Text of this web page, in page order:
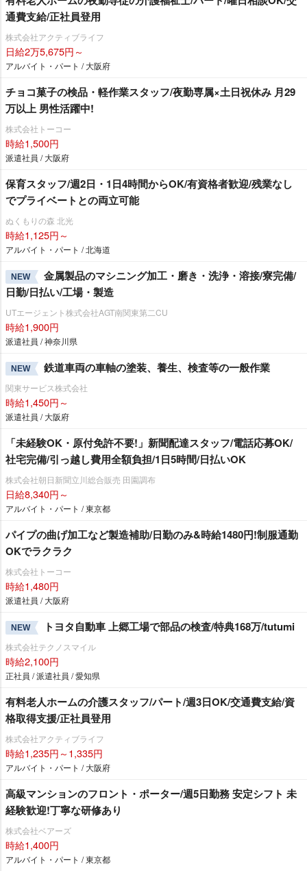
通費支給/正社員登用
株式会社アクティブライフ
日給2万5,675円～
アルバイト・パート / 大阪府
チョコ菓子の検品・軽作業スタッフ/夜勤専属×土日祝休み 月29
万以上 男性活躍中!
株式会社トーコー
時給1,500円
派遣社員 / 大阪府
保育スタッフ/週2日・1日4時間からOK/有資格者歓迎/残業なし
でプライベートとの両立可能
ぬくもりの森 北光
時給1,125円～
アルバイト・パート / 北海道
NEW
金属製品のマシニング加工・磨き・洗浄・溶接/寮完備/
日勤/日払い/工場・製造
UTエージェント株式会社AGT南関東第二CU
時給1,900円
派遣社員 / 神奈川県
NEW 鉄道車両の車軸の塗装、養生、検査等の一般作業
関東サービス株式会社
時給1,450円～
派遣社員 / 大阪府
「未経験OK・原付免許不要!」新聞配達スタッフ/電話応募OK/
社宅完備/引っ越し費用全額負担/1日5時間/日払いOK
株式会社朝日新聞立川総合販売 田園調布
日給8,340円～
アルバイト・パート / 東京都
パイプの曲げ加工など製造補助/日勤のみ&時給1480円!制服通勤
OKでラクラク
株式会社トーコー
時給1,480円
派遣社員 / 大阪府
NEW トヨタ自動車 上郷工場で部品の検査/特典168万/tutumi
株式会社テクノスマイル
時給2,100円
正社員 / 派遣社員 / 愛知県
有料老人ホームの介護スタッフ/パート/週3日OK/交通費支給/資
格取得支援/正社員登用
株式会社アクティブライフ
時給1,235円～1,335円
アルバイト・パート / 大阪府
高級マンションのフロント・ポーター/週5日勤務 安定シフト 未
経験歓迎!丁寧な研修あり
株式会社ベアーズ
時給1,400円
アルバイト・パート / 東京都